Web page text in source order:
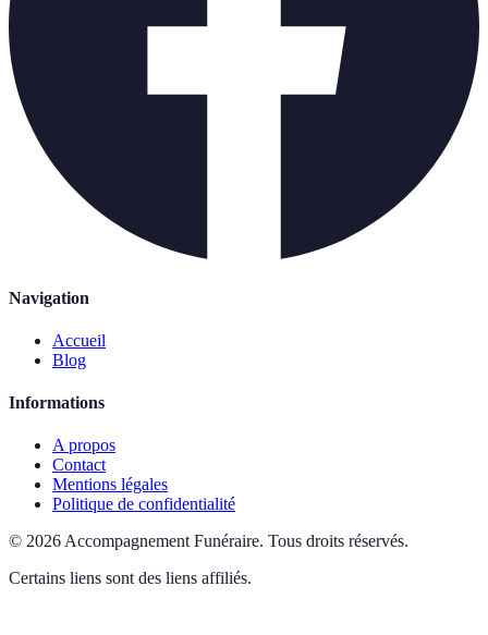
Navigation
Accueil
Blog
Informations
A propos
Contact
Mentions légales
Politique de confidentialité
© 2026 Accompagnement Funéraire. Tous droits réservés.
Certains liens sont des liens affiliés.